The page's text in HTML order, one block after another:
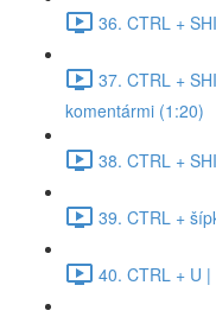
36. CTRL +
37. CTRL +
komentármi (1:20)
38. CTRL +
39. CTRL +
40. CTRL + U